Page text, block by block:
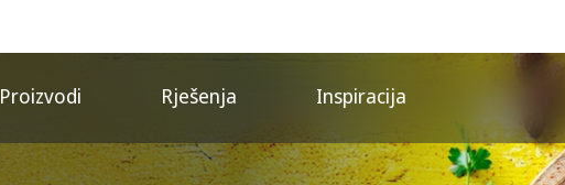
Proizvodi Rješenja Inspiracija